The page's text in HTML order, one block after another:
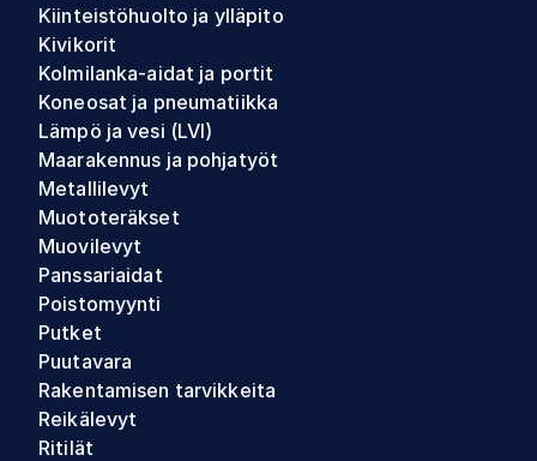
Kiinteistöhuolto ja ylläpito
Kivikorit
Kolmilanka-aidat ja portit
Koneosat ja pneumatiikka
Lämpö ja vesi (LVI)
Maarakennus ja pohjatyöt
Metallilevyt
Muototeräkset
Muovilevyt
Panssariaidat
Poistomyynti
Putket
Puutavara
Rakentamisen tarvikkeita
Reikälevyt
Ritilät